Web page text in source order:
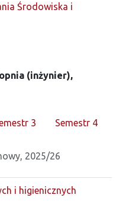
Środowiska i
(inżynier),
3 Semestr 4
2025/26
i higienicznych